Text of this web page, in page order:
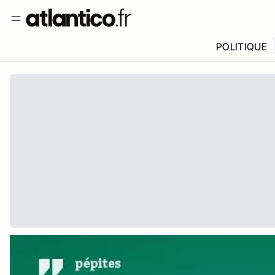
POLITIQUE